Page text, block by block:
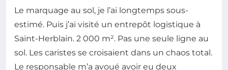
Le marquage au sol, je l’ai longtemps sous-
estimé. Puis j’ai visité un entrepôt logistique à
Saint-Herblain. 2 000 m². Pas une seule ligne au
sol. Les caristes se croisaient dans un chaos total.
Le responsable m’a avoué avoir eu deux